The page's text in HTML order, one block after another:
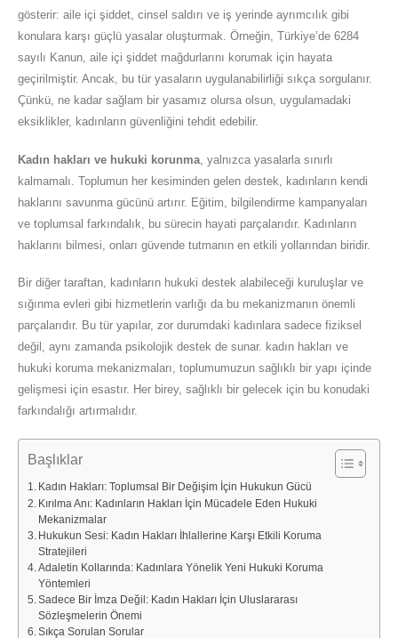
gösterir: aile içi şiddet, cinsel saldırı ve iş yerinde ayrımcılık gibi
konulara karşı güçlü yasalar oluşturmak. Örneğin, Türkiye’de 6284
sayılı Kanun, aile içi şiddet mağdurlarını korumak için hayata
geçirilmiştir. Ancak, bu tür yasaların uygulanabilirliği sıkça sorgulanır.
Çünkü, ne kadar sağlam bir yasamız olursa olsun, uygulamadaki
eksiklikler, kadınların güvenliğini tehdit edebilir.
Kadın hakları ve hukuki korunma , yalnızca yasalarla sınırlı
kalmamalı. Toplumun her kesiminden gelen destek, kadınların kendi
haklarını savunma gücünü artırır. Eğitim, bilgilendirme kampanyaları
ve toplumsal farkındalık, bu sürecin hayati parçalarıdır. Kadınların
haklarını bilmesi, onları güvende tutmanın en etkili yollarından biridir.
Bir diğer taraftan, kadınların hukuki destek alabileceği kuruluşlar ve
sığınma evleri gibi hizmetlerin varlığı da bu mekanizmanın önemli
parçalarıdır. Bu tür yapılar, zor durumdaki kadınlara sadece fiziksel
değil, aynı zamanda psikolojik destek de sunar. kadın hakları ve
hukuki koruma mekanizmaları, toplumumuzun sağlıklı bir yapı içinde
gelişmesi için esastır. Her birey, sağlıklı bir gelecek için bu konudaki
farkındalığı artırmalıdır.
Başlıklar
Kadın Hakları: Toplumsal Bir Değişim İçin Hukukun Gücü
Kırılma Anı: Kadınların Hakları İçin Mücadele Eden Hukuki
Mekanizmalar
Hukukun Sesi: Kadın Hakları İhlallerine Karşı Etkili Koruma
Stratejileri
Adaletin Kollarında: Kadınlara Yönelik Yeni Hukuki Koruma
Yöntemleri
Sadece Bir İmza Değil: Kadın Hakları İçin Uluslararası
Sözleşmelerin Önemi
Sıkça Sorulan Sorular